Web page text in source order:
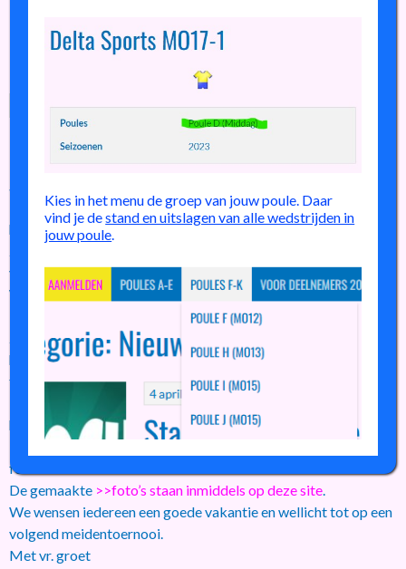
7 juni 2026
Bedankt deelnemers,
vrijwilligers, supporters!
het voetbalseizoen zit erop; tijd voor een mooie
voor een nieuw seizoen.
We willen jullie bedanken voordeelname aan het 5eMade for
meidentoernooi bij Delta Sports’95 van afgelopen
zaterdag;
helaas 1 “no show” in de MO12 poule waardoor een aantal
teams niet een volledig toernooi konden spelen.
De late afmelding van een ander team afgelopen donderdag
hebben we nog wel kunnen herstellen; excuses nog voor deze
formulieren.
De gemaakte >>foto’s staan inmiddels op deze site
We wensen iedereen een goede vakantie en wellicht tot op een
volgend meidentoernooi.
Met vr. groet
Kies in het menu de groep van jouw poule. Daar
vind je destand en uitslagen van alle wedstrijden in
jouw poule.